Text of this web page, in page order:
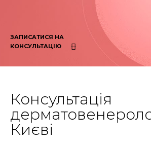
ЗАПИСАТИСЯ НА
КОНСУЛЬТАЦІЮ
Консультація
Києві